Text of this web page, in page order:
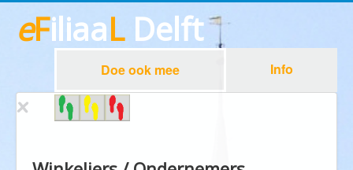
eFiliaaLDelft
Doe ook mee Info